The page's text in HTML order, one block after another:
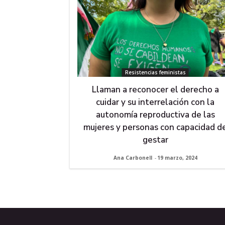
Resistencias feministas
Llaman a reconocer el derecho a
cuidar y su interrelación con la
autonomía reproductiva de las
mujeres y personas con capacidad
gestar
Ana Carbonell - 19 marzo, 2024